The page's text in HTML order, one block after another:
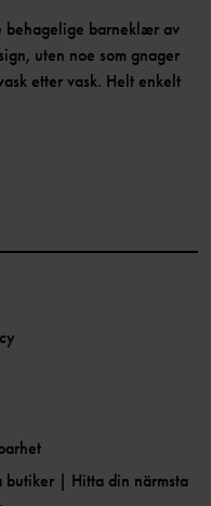
behagelige barneklær av
uten noe som gnager
etter vask. Helt enkelt
butiker | Hitta din närmsta